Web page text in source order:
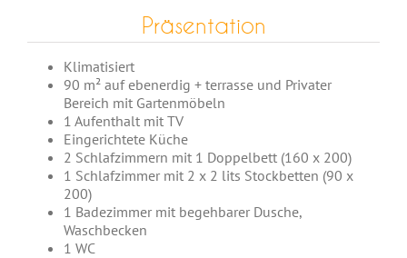
Präsentation
Klimatisiert
90 m² auf ebenerdig + terrasse und Privater
Bereich mit Gartenmöbeln
1 Aufenthalt mit TV
Eingerichtete Küche
2 Schlafzimmern mit 1 Doppelbett (160 x 200)
1 Schlafzimmer mit 2 x 2 lits Stockbetten (90 x
200)
1 Badezimmer mit begehbarer Dusche,
Waschbecken
1 WC